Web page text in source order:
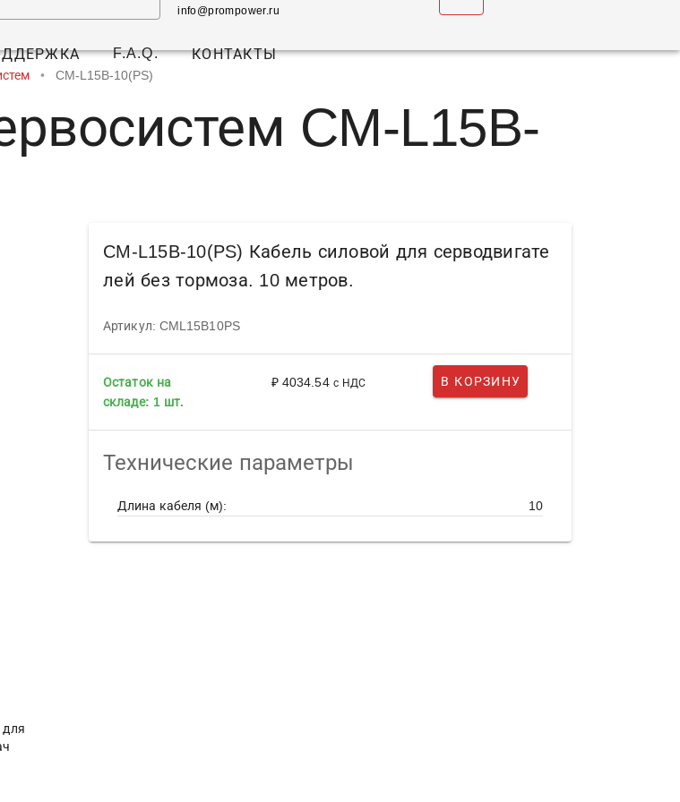
info@prompower.ru
F.A.Q. КОНТАКТЫ
• CM-L15B-10(PS)
CM-L15B-
CM-L15B-10(PS) Кабель силовой для серводвигате
лей без тормоза. 10 метров.
Артикул: CML15B10PS
Остаток на
складе: 1 шт.
₽ 4034.54 с НДС В КОРЗИНУ
Технические параметры
Длина кабеля (м): 10